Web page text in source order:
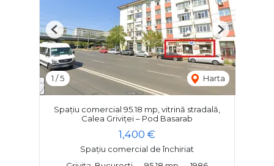
1 /5 Harta
Previous Next
Spațiu comercial 95.18 mp, vitrină stradală,
Calea Griviței – Pod Basarab
1,400 €
Spațiu comercial de închiriat